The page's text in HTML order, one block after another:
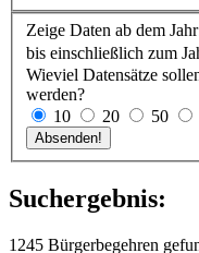
Zeige Daten ab dem
bis einschließlich zum
Wieviel Datensätze
werden?
10
20 50
Suchergebnis:
1245 Bürgerbegehren